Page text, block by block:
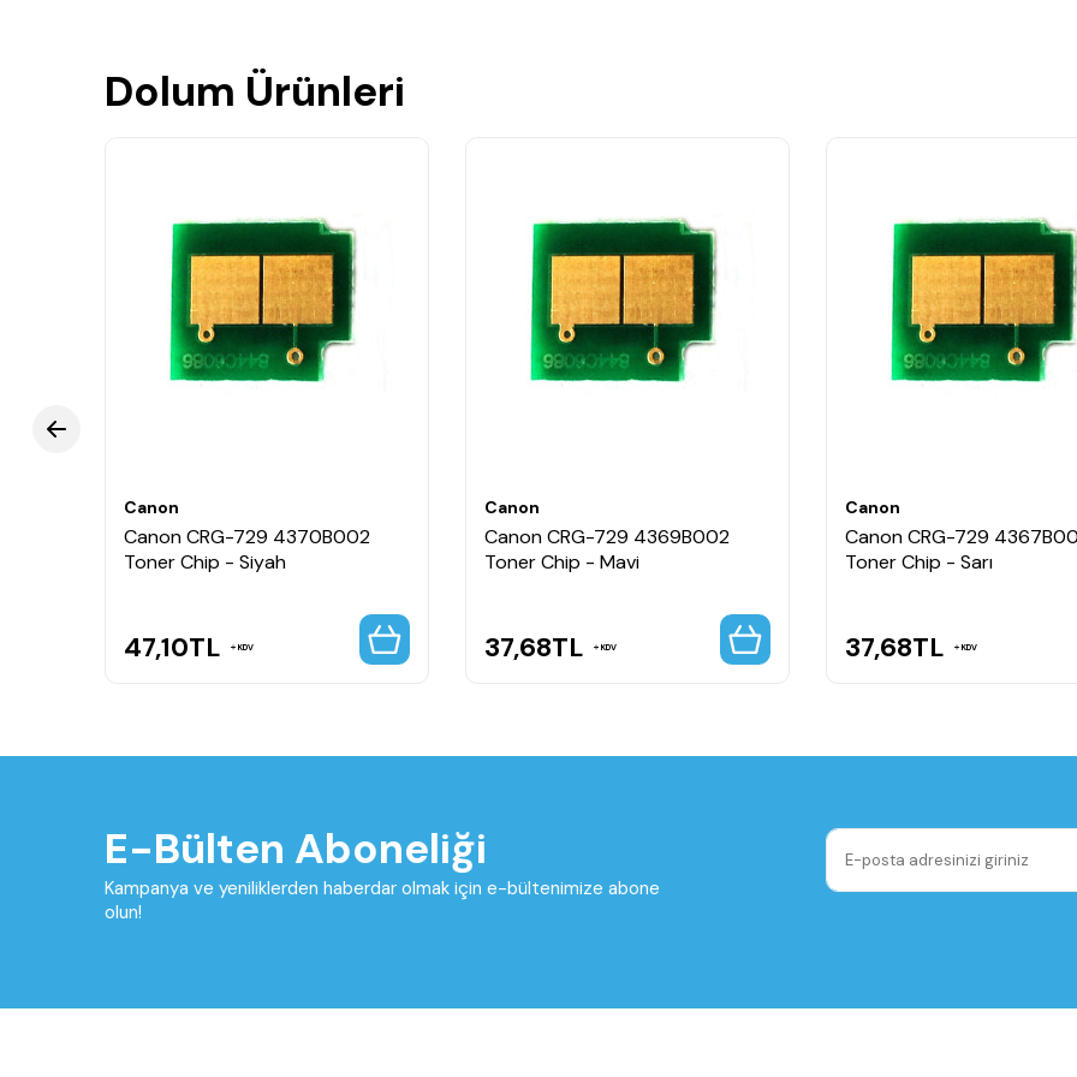
Dolum Ürünleri
Canon
Canon CRG-729 4370B002
Toner Chip - Siyah
47,10TL KDV
Canon
Canon CRG-729 4369B002
Toner Chip - Mavi
37,68TL KDV
Canon
Canon CRG-729
Toner Chip - Sarı
37,68TL KDV
E-Bülten Aboneliği
Kampanya ve yeniliklerden haberdar olmak için e-bültenimize abone
olun!